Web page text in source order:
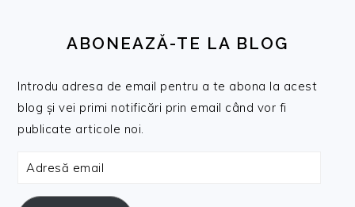
ABONEAZĂ-TE LA BLOG
Introdu adresa de email pentru a te abona la acest
blog și vei primi notificări prin email când vor fi
publicate articole noi.
Adresă